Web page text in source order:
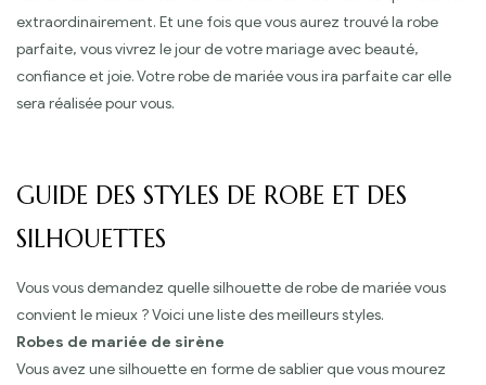
extraordinairement. Et une fois que vous aurez trouvé la robe
parfaite, vous vivrez le jour de votre mariage avec beauté,
confiance et joie. Votre robe de mariée vous ira parfaite car elle
sera réalisée pour vous.
GUIDE DES STYLES DE ROBE ET DES
SILHOUETTES
Vous vous demandez quelle silhouette de robe de mariée vous
convient le mieux ? Voici une liste des meilleurs styles.
Robes de mariée de sirène
Vous avez une silhouette en forme de sablier que vous mourez